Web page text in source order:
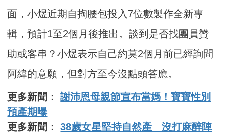
面，小煜近期自掏腰包投入7位數製作全新專
輯，預計1至2個月後推出。談到是否找團員贊
助或客串？小煜表示自己約莫2個月前已經詢問
阿緯的意願，但對方至今沒點頭答應。
更多新聞：謝沛恩母親節宣布當媽！寶寶性別
預產期曝
更多新聞：38歲女星堅持自然產 沒打麻醉陣